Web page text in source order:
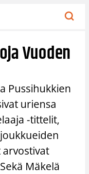
Vuoden
Pussihukkien
uriensa
-tittelit,
Mäkelä